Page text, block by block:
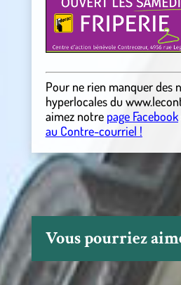
Pour ne rien manquer des
hyperlocalesdu
aimez notre page Facebook
au Contre-courriel !
Vous pourriez